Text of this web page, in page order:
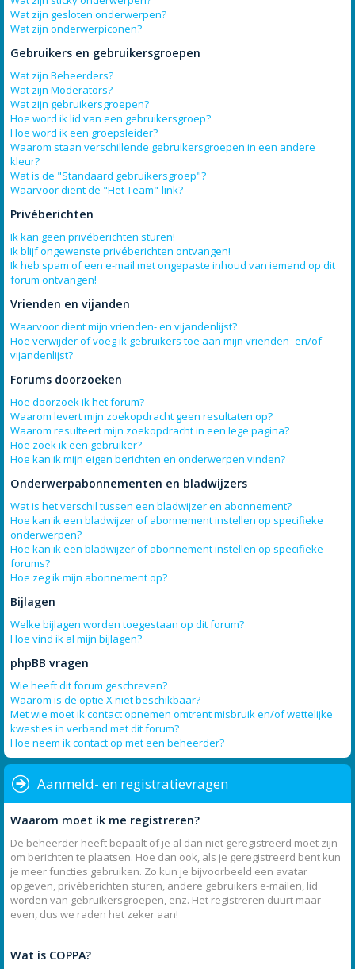
Wat zijn gesloten onderwerpen?
Wat zijn onderwerpiconen?
Gebruikers en gebruikersgroepen
Wat zijn Beheerders?
Wat zijn Moderators?
Wat zijn gebruikersgroepen?
Hoe word ik lid van een gebruikersgroep?
Hoe word ik een groepsleider?
Waarom staan verschillende gebruikersgroepen in een andere
kleur?
Wat is de "Standaard gebruikersgroep"?
Waarvoor dient de "Het Team"-link?
Privéberichten
Ik kan geen privéberichten sturen!
Ik blijf ongewenste privéberichten ontvangen!
Ik heb spam of een e-mail met ongepaste inhoud van iemand op dit
forum ontvangen!
Vrienden en vijanden
Waarvoor dient mijn vrienden- en vijandenlijst?
Hoe verwijder of voeg ik gebruikers toe aan mijn vrienden- en/of
vijandenlijst?
Forums doorzoeken
Hoe doorzoek ik het forum?
Waarom levert mijn zoekopdracht geen resultaten op?
Waarom resulteert mijn zoekopdracht in een lege pagina?
Hoe zoek ik een gebruiker?
Hoe kan ik mijn eigen berichten en onderwerpen vinden?
Onderwerpabonnementen en bladwijzers
Wat is het verschil tussen een bladwijzer en abonnement?
Hoe kan ik een bladwijzer of abonnement instellen op specifieke
onderwerpen?
Hoe kan ik een bladwijzer of abonnement instellen op specifieke
forums?
Hoe zeg ik mijn abonnement op?
Bijlagen
Welke bijlagen worden toegestaan op dit forum?
Hoe vind ik al mijn bijlagen?
phpBB vragen
Wie heeft dit forum geschreven?
Waarom is de optie X niet beschikbaar?
Met wie moet ik contact opnemen omtrent misbruik en/of wettelijke
kwesties in verband met dit forum?
Hoe neem ik contact op met een beheerder?
Aanmeld- en registratievragen
Waarom moet ik me registreren?
De beheerder heeft bepaalt of je al dan niet geregistreerd moet zijn
om berichten te plaatsen. Hoe dan ook, als je geregistreerd bent kun
je meer functies gebruiken. Zo kun je bijvoorbeeld een avatar
opgeven, privéberichten sturen, andere gebruikers e-mailen, lid
worden van gebruikersgroepen, enz. Het registreren duurt maar
even, dus we raden het zeker aan!
Wat is COPPA?